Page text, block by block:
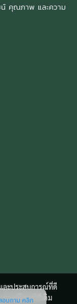
น์ คุณภาพ และความ
ละประสบการณ์ที่ดี
ยละเอียดเพิ่มเติม
อบถาม คลิก